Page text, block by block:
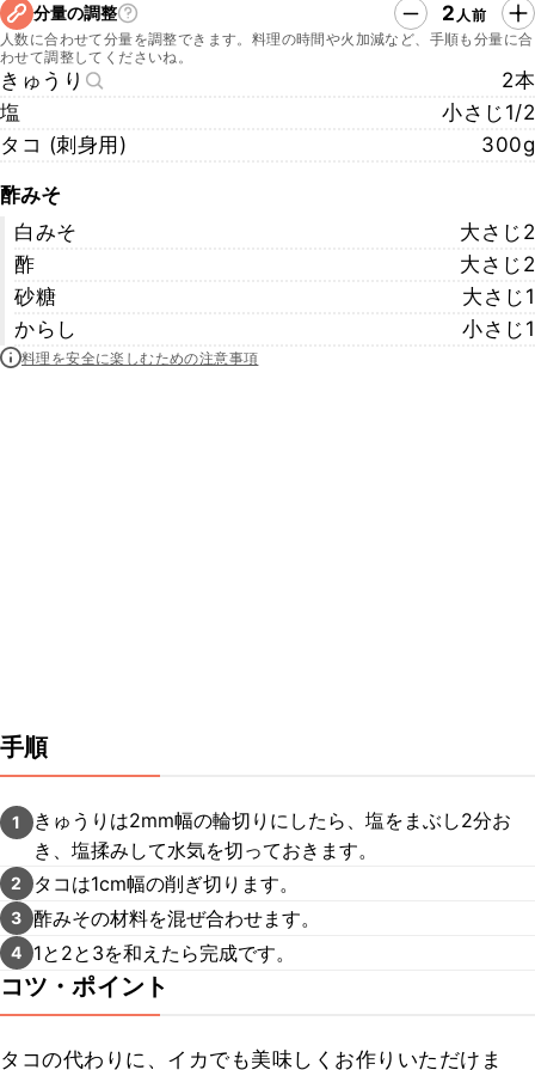
分量の調整 2 人前
人数に合わせて分量を調整できます。料理の時間や火加減など、手順も分量に合
わせて調整してくださいね。
きゅうり
2本
塩
小さじ1/2
タコ (刺身用)
300g
酢みそ
白みそ
大さじ2
酢
大さじ2
砂糖
大さじ1
からし
小さじ1
料理を安全に楽しむための注意事項
手順
1
きゅうりは2mm幅の輪切りにしたら、塩をまぶし2分お
き、塩揉みして水気を切っておきます。
2 タコは1cm幅の削ぎ切ります。
3 酢みその材料を混ぜ合わせます。
4 1と2と3を和えたら完成です。
コツ・ポイント
タコの代わりに、イカでも美味しくお作りいただけま